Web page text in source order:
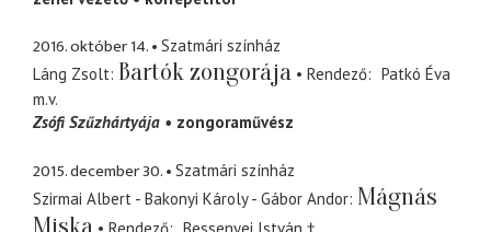
2016. október 14.
Szatmári színház
Láng Zsolt Bartók zongorája Rendező
Patkó Éva
m.v.
Zsófi Szűzhártyája
zongoraművész
2015. december 30.
Szatmári színház
Szirmai Albert - Bakonyi Károly - Gábor Andor Mágnás